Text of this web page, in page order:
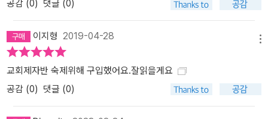
공감 (0) 댓글 (0)
이지형 2019-04-28
교회제자반 숙제위해 구입했어요.잘읽을게요
공감 (0) 댓글 (0)